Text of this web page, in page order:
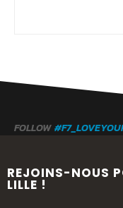
FOLLOW
REJOINS-NOUS
LILLE !